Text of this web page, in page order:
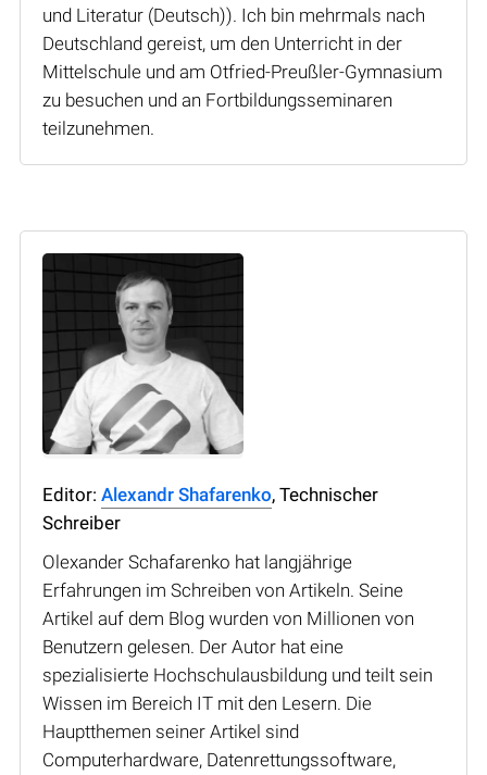
und Literatur (Deutsch)). Ich bin mehrmals nach
Deutschland gereist, um den Unterricht in der
Mittelschule und am Otfried-Preußler-Gymnasium
zu besuchen und an Fortbildungsseminaren
teilzunehmen.
Editor: Alexandr Shafarenko, Technischer
Schreiber
Olexander Schafarenko hat langjährige
Erfahrungen im Schreiben von Artikeln. Seine
Artikel auf dem Blog wurden von Millionen von
Benutzern gelesen. Der Autor hat eine
spezialisierte Hochschulausbildung und teilt sein
Wissen im Bereich IT mit den Lesern. Die
Hauptthemen seiner Artikel sind
Computerhardware, Datenrettungssoftware,